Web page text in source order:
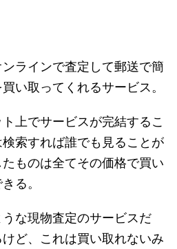
ラインで査定して郵送で簡
い取ってくれるサービス。
上でサービスが完結するこ
索すれば誰でも見ることが
ものは全てその価格で買い
る。
な現物査定のサービスだ
ど、これは買い取れないみ